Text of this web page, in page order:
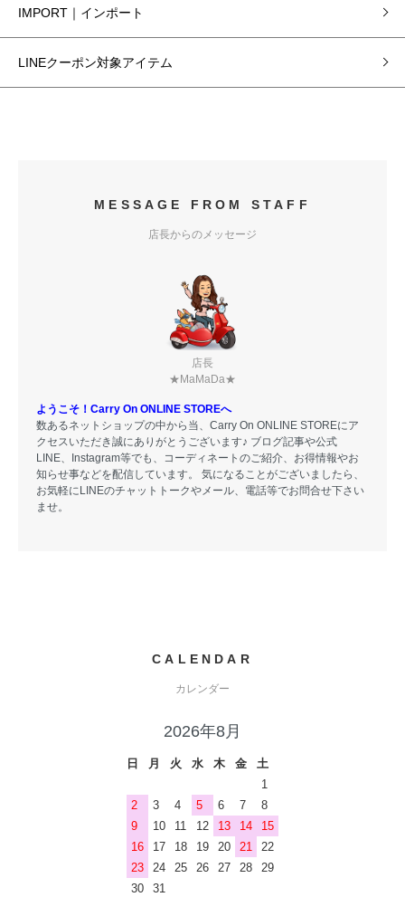
IMPORT｜インポート
LINEクーポン対象アイテム
MESSAGE FROM STAFF
店長からのメッセージ
店長
★MaMaDa★
ようこそ！Carry On ONLINE STOREへ
数あるネットショップの中から当、Carry On ONLINE STOREにア
クセスいただき誠にありがとうございます♪ ブログ記事や公式
LINE、Instagram等でも、コーディネートのご紹介、お得情報やお
知らせ事などを配信しています。 気になることがございましたら、
お気軽にLINEのチャットトークやメール、電話等でお問合せ下さい
ませ。
CALENDAR
カレンダー
2026年8月
日 月 火 水 木 金
土
1
2
3 4 5 6 7
8
9
10 11 12 13 14
15
16
17 18 19 20 21
22
23
24 25 26 27 28
29
30
31